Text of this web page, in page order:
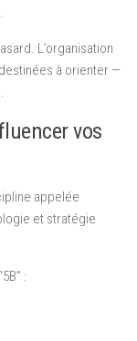
L’organisation
à orienter —
vos
appelée
et stratégie
: